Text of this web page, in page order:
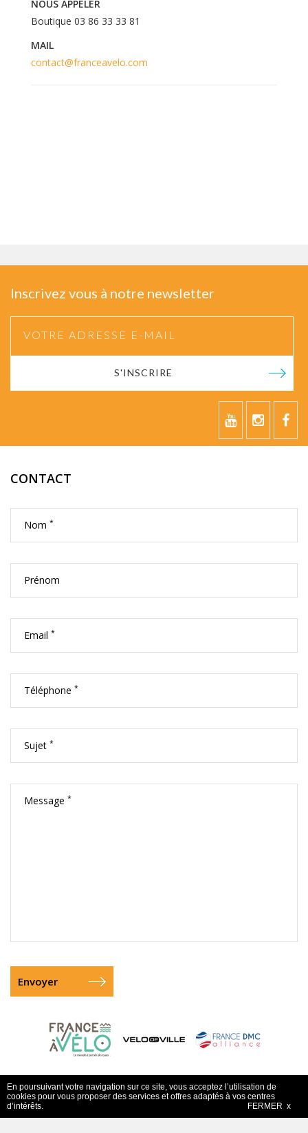
NOUS APPELER
Boutique 03 86 33 33 81
MAIL
contact@franceavelo.com
En poursuivant votre navigation sur ce site, vous acceptez l’utilisation de
cookies pour vous proposer des services et offres adaptés à vos centres
d’intérêts.
FERMER x
Inscrivez vous à notre newsletter
S'INSCRIRE
CONTACT
Nom *
Prénom
Email *
Téléphone *
Sujet *
Message *
Accueil - Copyright FRANCE A VELO S.A.R.L.